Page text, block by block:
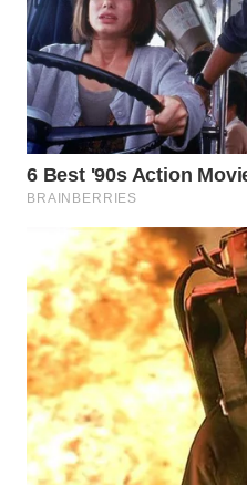
WN
NIAS
WN
LANGKAT
WN
TAPANULI
SELATAN
WN
TANJUNG
LESUNG
WN
KARO
WN